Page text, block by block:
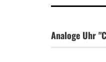
Analoge Uhr